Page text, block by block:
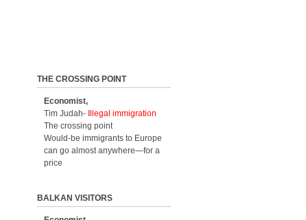
THE CROSSING POINT
Economist,
Tim Judah-
Illegal immigration
The crossing point
Would-be immigrants to Europe
can go almost anywhere—for a
price
BALKAN VISITORS